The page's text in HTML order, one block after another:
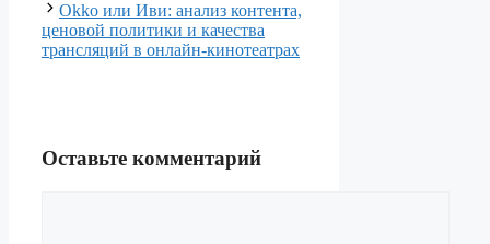
Okko или Иви: анализ контента,
ценовой политики и качества
трансляций в онлайн-кинотеатрах
Оставьте комментарий